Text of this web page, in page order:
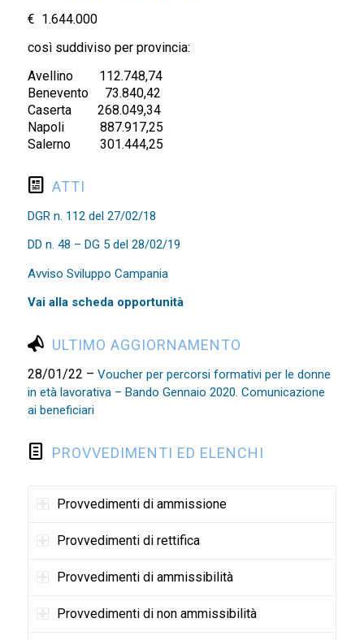
€ 1.644.000
così suddiviso per provincia:
Avellino 112.748,74
Benevento 73.840,42
Caserta 268.049,34
Napoli 887.917,25
Salerno 301.444,25
ATTI
DGR n. 112 del 27/02/18
DD n. 48 – DG 5 del 28/02/19
Avviso Sviluppo Campania
Vai alla scheda opportunità
ULTIMO AGGIORNAMENTO
28/01/22 – Voucher per percorsi formativi per le donne
in età lavorativa – Bando Gennaio 2020. Comunicazione
ai beneficiari
PROVVEDIMENTI ED ELENCHI
Provvedimenti di ammissione
Provvedimenti di rettifica
Provvedimenti di ammissibilità
Provvedimenti di non ammissibilità